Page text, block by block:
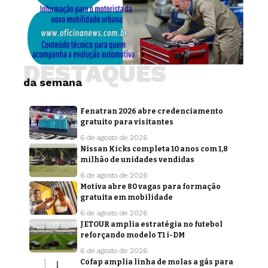
da semana
DESTAQUES
Fenatran 2026 abre credenciamento
gratuito para visitantes
6 de agosto de 2026
Nissan Kicks completa 10 anos com 1,8
milhão de unidades vendidas
6 de agosto de 2026
Motiva abre 80 vagas para formação
gratuita em mobilidade
6 de agosto de 2026
JETOUR amplia estratégia no futebol
reforçando modelo T1 i-DM
6 de agosto de 2026
Cofap amplia linha de molas a gás para